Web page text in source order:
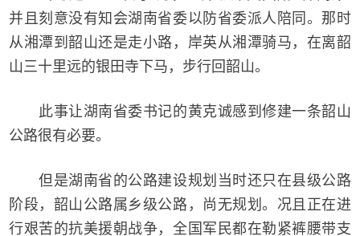
并且刻意没有知会湖南省委以防省委派人陪同。那时
从湘潭到韶山还是走小路，岸英从湘潭骑马，在离韶
山三十里远的银田寺下马，步行回韶山。
此事让湖南省委书记的黄克诚感到修建一条韶山
公路很有必要。
但是湖南省的公路建设规划当时还只在县级公路
阶段，韶山公路属乡级公路，尚无规划。况且正在进
行艰苦的抗美援朝战争，全国军民都在勒紧裤腰带支